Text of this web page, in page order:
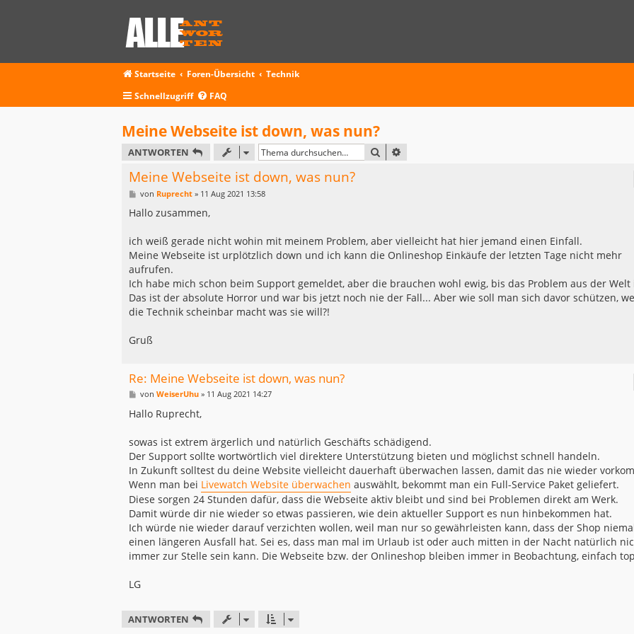
Startseite Foren-Übersicht
Technik
Schnellzugriff
FAQ
Meine Webseite ist down, was nun?
ANTWORTEN SUCHE
Meine Webseite ist down, was nun?
B
i
a
g
von Ruprecht» 11 Aug 2021 13:58
Hallo zusammen,
ich weiß gerade nicht wohin mit meinem Problem, aber vielleicht hat hier jemand einen Einfall.
Meine Webseite ist urplötzlich down und ich kann die Onlineshop Einkäufe der letzten Tage nicht mehr
aufrufen.
Ich habe mich schon beim Support gemeldet, aber die brauchen wohl ewig, bis das Problem aus der Welt
Das ist der absolute Horror und war bis jetzt noch nie der Fall... Aber wie soll man sich davor schützen,
die Technik scheinbar macht was sie will?!
Gruß
Re: Meine Webseite ist down, was nun?
B
i
t
a
g
von WeiserUhu» 11 Aug 2021 14:27
Hallo Ruprecht,
sowas ist extrem ärgerlich und natürlich Geschäfts schädigend.
Der Support sollte wortwörtlich viel direktere Unterstützung bieten und möglichst schnell handeln.
In Zukunft solltest du deine Website vielleicht dauerhaft überwachen lassen, damit das nie wieder
Wenn man bei Livewatch Website überwachen auswählt, bekommt man ein Full-Service Paket geliefert.
Diese sorgen 24 Stunden dafür, dass die Webseite aktiv bleibt und sind bei Problemen direkt am Werk.
Damit würde dir nie wieder so etwas passieren, wie dein aktueller Support es nun hinbekommen hat.
Ich würde nie wieder darauf verzichten wollen, weil man nur so gewährleisten kann, dass der Shop
einen längeren Ausfall hat. Sei es, dass man mal im Urlaub ist oder auch mitten in der Nacht natürlich
immer zur Stelle sein kann. Die Webseite bzw. der Onlineshop bleiben immer in Beobachtung, einfach
LG
ANTWORTEN